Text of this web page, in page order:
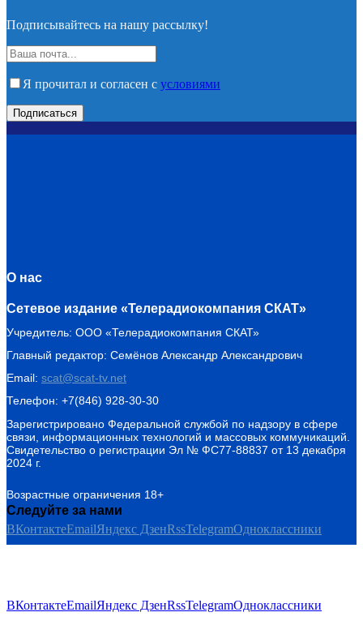
Подписывайтесь на нашу рассылку!
Я прочитал и согласен с условиями
О нас
Сетевое издание «Телерадиокомпания СКАТ»
Учредитель: ООО «Телерадиокомпания СКАТ»
Главный редактор: Семёнов Александр Александрович
Email: scat@scat-tv.net
Телефон: +7(846) 928-30-30
Зарегистрировано Федеральной службой по надзору в сфере
связи, информационных технологий и массовых коммуникаций.
Свидетельство о регистрации Эл № ФС77-88837 от 13 декабря
2024 г.
Возрастные ограничения 18+
Следуйте за нами
ВКонтактеEmailЯндекс ДзенRssTelegramОдноклассники
ВКонтактеEmailЯндекс ДзенRssTelegramОдноклассники